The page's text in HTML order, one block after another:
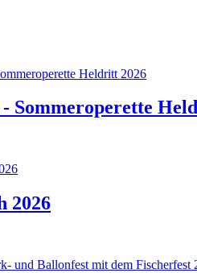
Sommeroperette
2026